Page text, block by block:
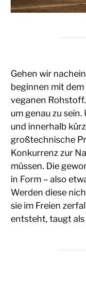
Gehen wir
beginnen mit
veganen
um genau zu
und innerhalb
großtechnische
Konkurrenz zur
müssen. Die
in Form – also
Werden diese
sie im Freien
entsteht, taugt als